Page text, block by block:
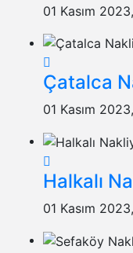
01 Kasım
Çatalca
01 Kasım
Halkalı
01 Kasım